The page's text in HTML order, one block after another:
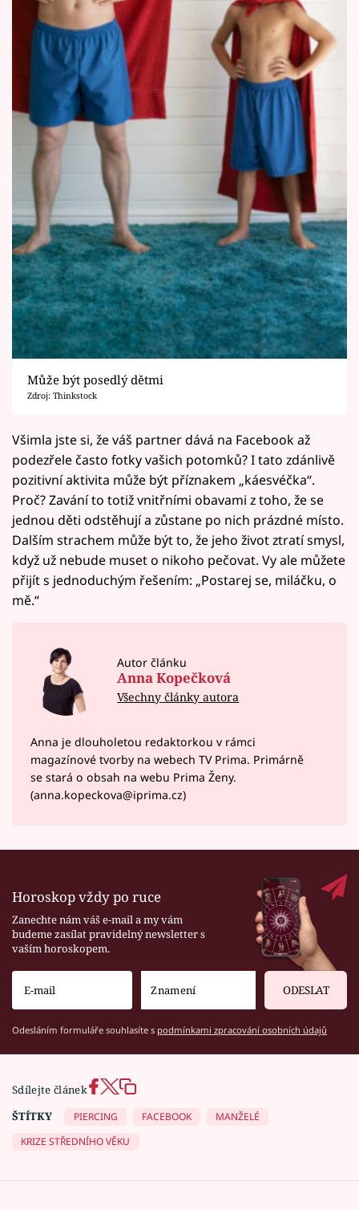
Může být posedlý dětmi
Zdroj: Thinkstock
Všimla jste si, že váš partner dává na Facebook až
podezřele často fotky vašich potomků? I tato zdánlivě
pozitivní aktivita může být příznakem „káesvéčka“.
Proč? Zavání to totiž vnitřními obavami z toho, že se
jednou děti odstěhují a zůstane po nich prázdné místo.
Dalším strachem může být to, že jeho život ztratí smysl,
když už nebude muset o nikoho pečovat. Vy ale můžete
přijít s jednoduchým řešením: „Postarej se, miláčku, o
mě.“
Autor článku
Anna Kopečková
Všechny články autora
Anna je dlouholetou redaktorkou v rámci
magazínové tvorby na webech TV Prima. Primárně
se stará o obsah na webu Prima Ženy.
(anna.kopeckova@iprima.cz)
Horoskop vždy po ruce
Zanechte nám váš e-mail a my vám
budeme zasílat pravidelný newsletter s
vaším horoskopem.
ODESLAT
Odesláním formuláře souhlasíte s podmínkami zpracování osobních údajů
Sdílejte článek
ŠTÍTKY
PIERCING FACEBOOK
MANŽELÉ
KRIZE STŘEDNÍHO VĚKU